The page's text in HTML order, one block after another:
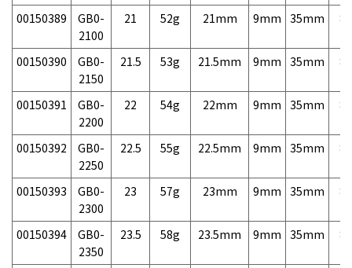
00150389
GB0-
2100
21 52g 21mm 9mm 35mm
00150390
GB0-
2150
21.5 53g 21.5mm 9mm 35mm
00150391
GB0-
2200
22 54g 22mm 9mm 35mm
00150392
GB0-
2250
22.5 55g 22.5mm 9mm 35mm
00150393
GB0-
2300
23 57g 23mm 9mm 35mm
00150394
GB0-
2350
23.5 58g 23.5mm 9mm 35mm